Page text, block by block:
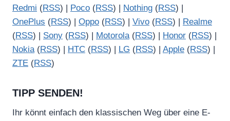
Redmi (RSS) | Poco (RSS) | Nothing (RSS) |
OnePlus (RSS) | Oppo (RSS) | Vivo (RSS) |
Realme
(RSS) | Sony (RSS) | Motorola(RSS) | Honor (RSS) |
Nokia(RSS) | HTC (RSS) | LG (RSS) | Apple (RSS) |
ZTE (RSS)
TIPP SENDEN!
Ihr könnt einfach den klassischen Weg über eine E-